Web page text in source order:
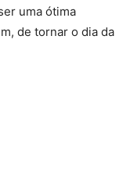
uma ótima
de tornar o dia da